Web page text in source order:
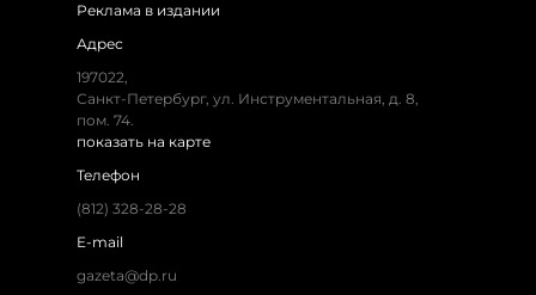
Реклама в издании
Адрес
197022,
Санкт-Петербург, ул. Инструментальная, д. 8,
пом. 74.
показать на карте
Телефон
(812) 328-28-28
E-mail
gazeta@dp.ru